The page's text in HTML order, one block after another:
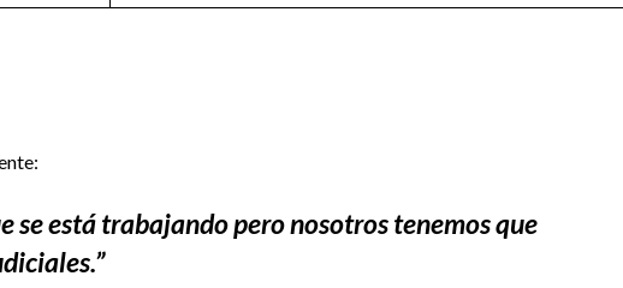
se está trabajando pero nosotros tenemos que